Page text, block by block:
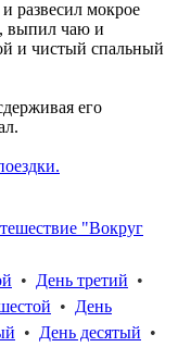
развесил мокрое
выпил чаю и
и чистый спальный
его
"Вокруг
• День третий •
• День
• День десятый •